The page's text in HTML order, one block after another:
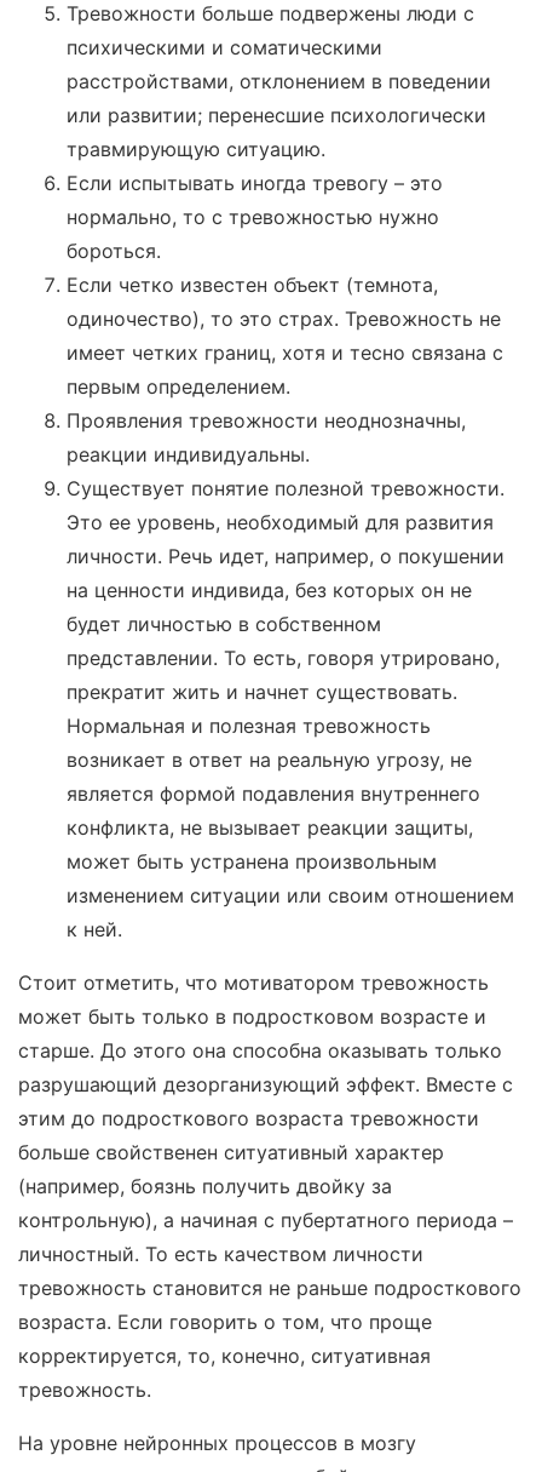
Тревожности больше подвержены люди с
психическими и соматическими
расстройствами, отклонением в поведении
или развитии; перенесшие психологически
травмирующую ситуацию.
Если испытывать иногда тревогу – это
нормально, то с тревожностью нужно
бороться.
Если четко известен объект (темнота,
одиночество), то это страх. Тревожность не
имеет четких границ, хотя и тесно связана с
первым определением.
Проявления тревожности неоднозначны,
реакции индивидуальны.
Существует понятие полезной тревожности.
Это ее уровень, необходимый для развития
личности. Речь идет, например, о покушении
на ценности индивида, без которых он не
будет личностью в собственном
представлении. То есть, говоря утрировано,
прекратит жить и начнет существовать.
Нормальная и полезная тревожность
возникает в ответ на реальную угрозу, не
является формой подавления внутреннего
конфликта, не вызывает реакции защиты,
может быть устранена произвольным
изменением ситуации или своим отношением
к ней.
Стоит отметить, что мотиватором тревожность
может быть только в подростковом возрасте и
старше. До этого она способна оказывать только
разрушающий дезорганизующий эффект. Вместе с
этим до подросткового возраста тревожности
больше свойственен ситуативный характер
(например, боязнь получить двойку за
контрольную), а начиная с пубертатного периода –
личностный. То есть качеством личности
тревожность становится не раньше подросткового
возраста. Если говорить о том, что проще
корректируется, то, конечно, ситуативная
тревожность.
На уровне нейронных процессов в мозгу